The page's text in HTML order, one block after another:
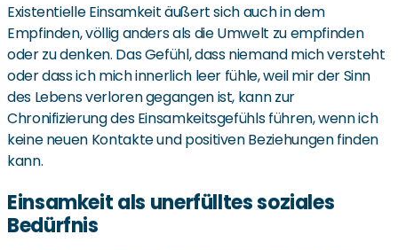
Existentielle Einsamkeit äußert sich auch in dem
Empfinden, völlig anders als die Umwelt zu empfinden
oder zu denken. Das Gefühl, dass niemand mich versteht
oder dass ich mich innerlich leer fühle, weil mir der Sinn
des Lebens verloren gegangen ist, kann zur
Chronifizierung des Einsamkeitsgefühls führen, wenn ich
keine neuen Kontakte und positiven Beziehungen finden
kann.
Einsamkeit als unerfülltes soziales
Bedürfnis